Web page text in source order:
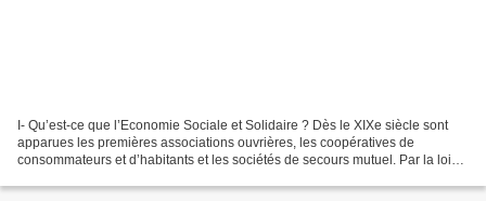
I- Qu’est-ce que l’Economie Sociale et Solidaire ? Dès le XIXe siècle sont
apparues les premières associations ouvrières, les coopératives de
consommateurs et d’habitants et les sociétés de secours mutuel. Par la loi